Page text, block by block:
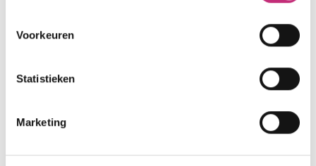
Voorkeuren
Statistieken
Marketing